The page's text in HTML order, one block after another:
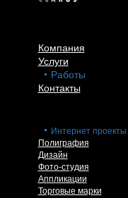
Компания
Услуги
Работы
Контакты
Интернет проекты
Полиграфия
Дизайн
Фото-студия
Аппликации
Торговые марки